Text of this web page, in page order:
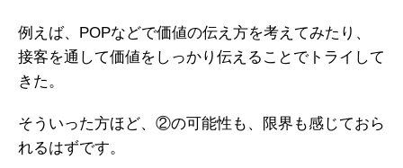
例えば、POPなどで価値の伝え方を考えてみたり、
接客を通して価値をしっかり伝えることでトライして
きた。
そういった方ほど、②の可能性も、限界も感じておら
れるはずです。